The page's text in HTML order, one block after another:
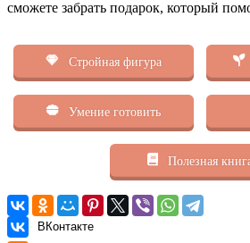
сможете забрать подарок, который
Стройная фигура
Умение готовить
Полезная
ВКонтакте